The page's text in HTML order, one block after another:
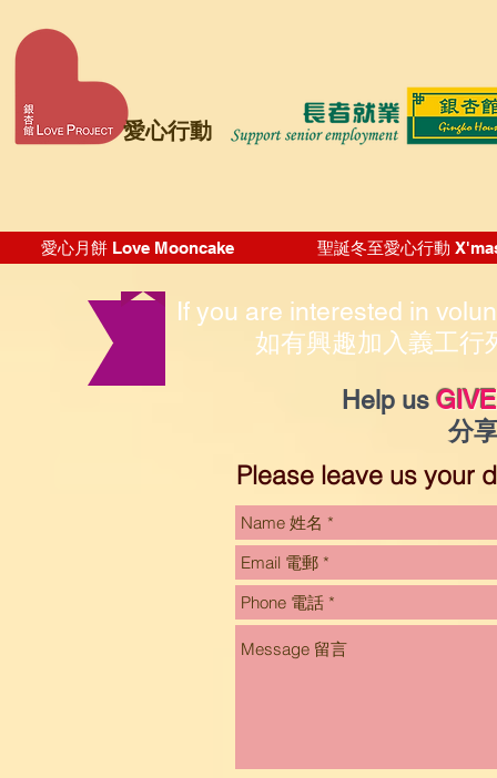
愛心行動
愛心月餅 Love Mooncake 聖誕冬至愛心行動
If you are interested in
如有興趣加入義工行
Help us
分
Please leave us your